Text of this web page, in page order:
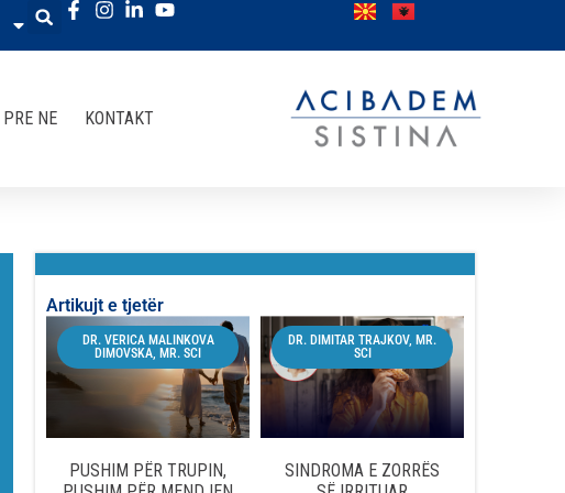
PRE NE KONTAKT
Artikujt e tjetër
DR. VERICA MALINKOVA
DIMOVSKA, MR. SCI
PUSHIM PËR TRUPIN,
DR. DIMITAR TRAJKOV, MR.
SCI
SINDROMA E ZORRËS